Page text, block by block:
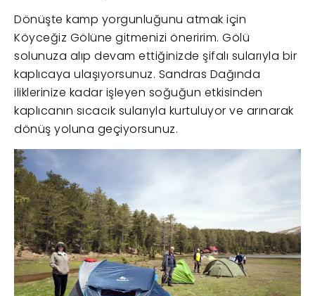
Dönüşte kamp yorgunluğunu atmak için
Köyceğiz Gölüne gitmenizi öneririm. Gölü
solunuza alıp devam ettiğinizde şifalı sularıyla bir
kaplıcaya ulaşıyorsunuz. Sandras Dağında
iliklerinize kadar işleyen soğuğun etkisinden
kaplıcanın sıcacık sularıyla kurtuluyor ve arınarak
dönüş yoluna geçiyorsunuz.